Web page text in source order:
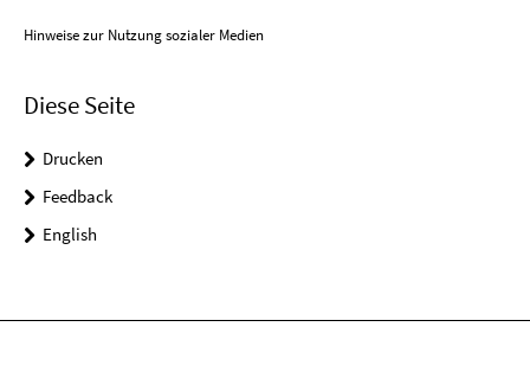
Hinweise zur Nutzung sozialer Medien
Diese Seite
Drucken
Feedback
English